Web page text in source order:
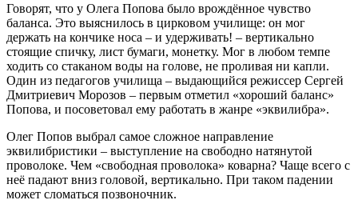
Говорят, что у Олега Попова было врождённое чувство
баланса. Это выяснилось в цирковом училище: он мог
держать на кончике носа – и удерживать! – вертикально
стоящие спичку, лист бумаги, монетку. Мог в любом темпе
ходить со стаканом воды на голове, не проливая ни капли.
Один из педагогов училища – выдающийся режиссер Сергей
Дмитриевич Морозов – первым отметил «хороший баланс»
Попова, и посоветовал ему работать в жанре «эквилибра».
Олег Попов выбрал самое сложное направление
эквилибристики – выступление на свободно натянутой
проволоке. Чем «свободная проволока» коварна? Чаще всего с
неё падают вниз головой, вертикально. При таком падении
может сломаться позвоночник.